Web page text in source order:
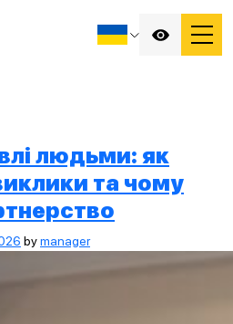
людьми: як
та чому
bymanager